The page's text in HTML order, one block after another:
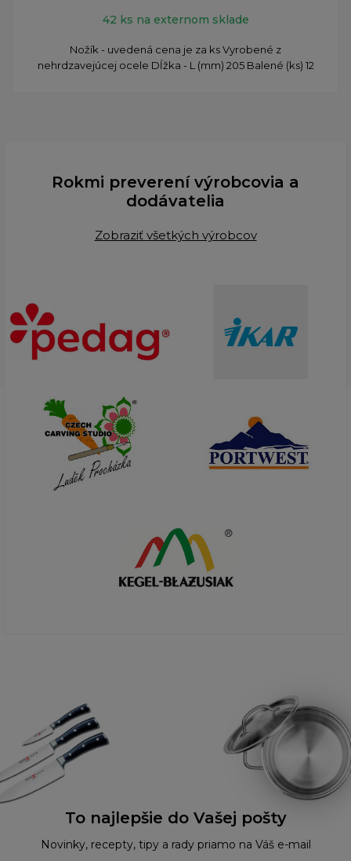
42 ks na externom sklade
Nožík - uvedená cena je za ks Vyrobené z
nehrdzavejúcej ocele Dĺžka - L (mm) 205 Balené (ks) 12
Rokmi preverení výrobcovia a
dodávatelia
Zobraziť všetkých výrobcov
To najlepšie do Vašej pošty
Novinky, recepty, tipy a rady priamo na Váš e-mail